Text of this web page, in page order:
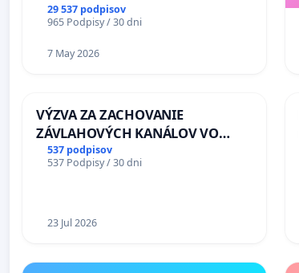
29 537 podpisov
965 Podpisy / 30 dni
7 May 2026
VÝZVA ZA ZACHOVANIE
ZÁVLAHOVÝCH KANÁLOV VO
VÝLUČNOM VLASTNÍCTVE A POD
KONTROLOU SLOVENSKEJ
a odvodňovacích kanálov na
537 podpisov
537 Podpisy / 30 dni
23 Jul 2026